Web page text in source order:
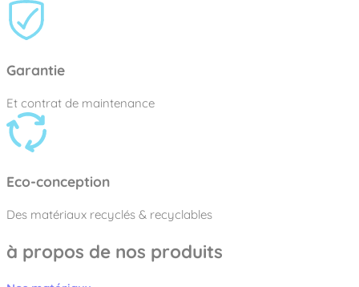
Garantie
Et contrat de maintenance
Eco-conception
Des matériaux recyclés & recyclables
à propos de nos produits